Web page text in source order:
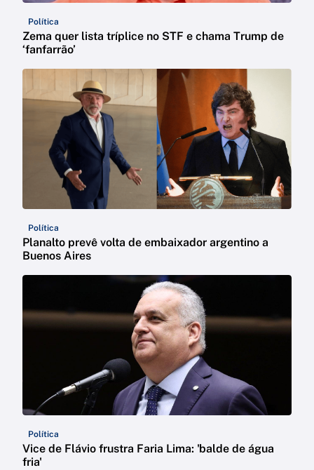
Política
Zema quer lista tríplice no STF e chama Trump de
‘fanfarrão’
Política
Planalto prevê volta de embaixador argentino a
Buenos Aires
Política
Vice de Flávio frustra Faria Lima: 'balde de água
fria'